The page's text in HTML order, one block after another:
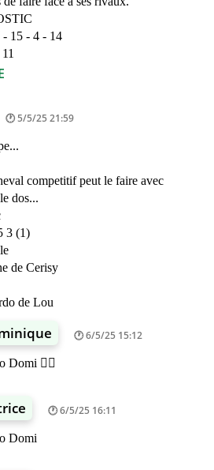
- 15 - 4 - 14
5/5/25 21:59
competitif peut le faire avec
dos...
3 (1)
de Cerisy
de Lou
6/5/25 15:12
Domi 👍🏾
6/5/25 16:11
Domi